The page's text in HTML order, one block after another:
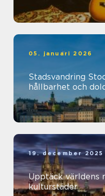
05. januari 2026
Stadsvandring
hållbarhet och
19. december 2025
Upptäck världens
kulturstäder